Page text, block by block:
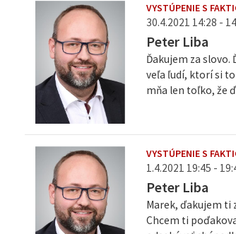
VYSTÚPENIE S
30.4.2021 14:28 -
Peter Liba
Ďakujem za
veľa ľudí, ktorí si
mňa len toľko, že
VYSTÚPENIE S
1.4.2021 19:45 -
Peter Liba
Marek, ďakujem ti
Chcem ti